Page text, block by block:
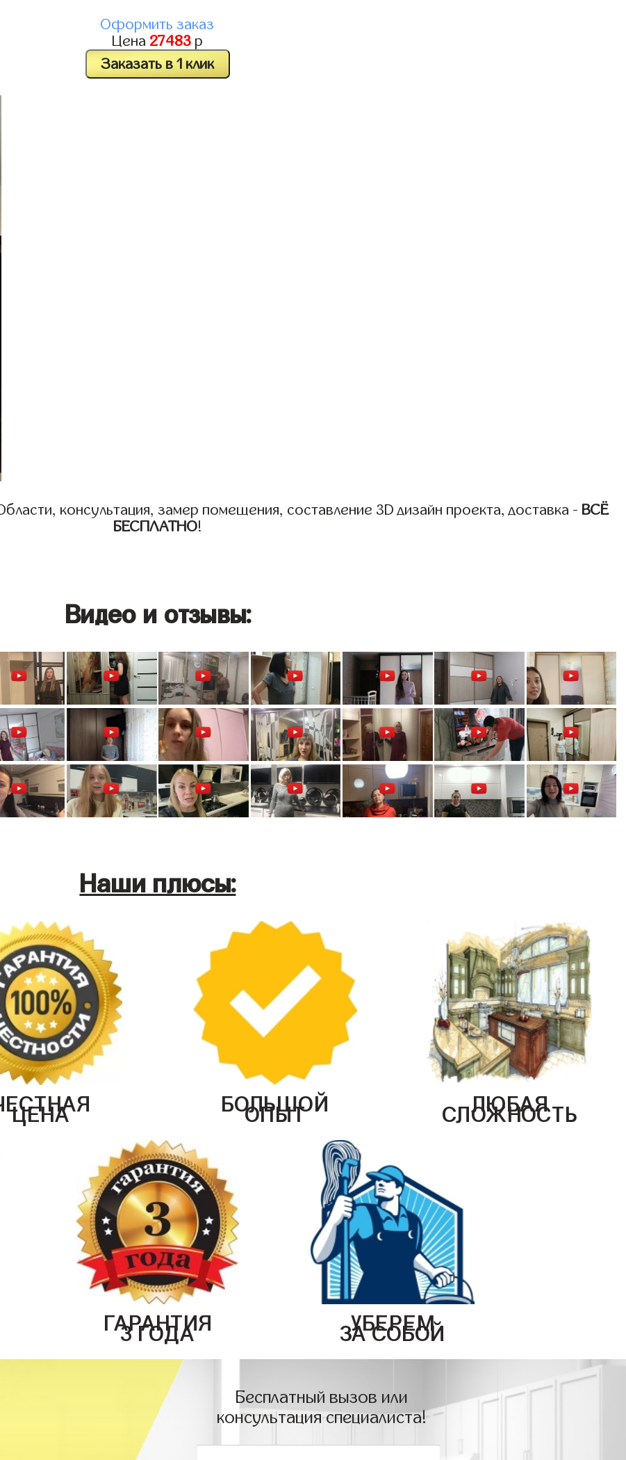
Оформить заказ
Цена 27483 р
Заказать в 1 клик
консультация, замер помещения, составление 3D дизайн проекта, доставка - ВСЁ
БЕСПЛАТНО!
Видео и отзывы:
Наши плюсы:
ЦЕНА БОЛЬШОЙ
ОПЫТ ЛЮБАЯ
СЛОЖНОСТЬ
ГАРАНТИЯ
3 ГОДА УБЕРЕМ
ЗА СОБОЙ
Бесплатный вызов или
консультация специалиста!